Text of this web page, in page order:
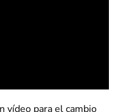
vídeo para el cambio